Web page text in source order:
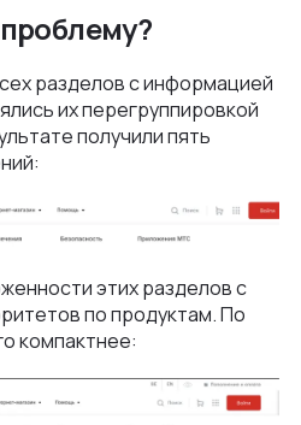
разделов с информацией
их перегруппировкой
получили пять
этих разделов с
по продуктам. По
компактнее: